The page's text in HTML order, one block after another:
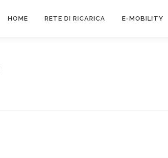
HOME RETE DI RICARICA E-MOBILITY